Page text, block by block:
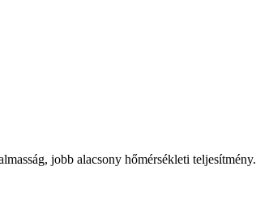
jobb alacsony hőmérsékleti teljesítmény.